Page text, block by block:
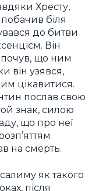
Хресту,
біля
до битви
Він
почув, що ним
він узявся,
цікавитися.
послав свою
знак, силою
що про неї
на смерть.
як такого
після